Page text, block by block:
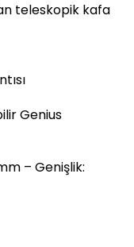
teleskopik kafa
Genius
– Genişlik: